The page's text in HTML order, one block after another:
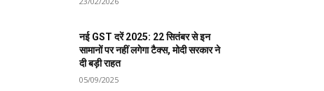
नई GST दरें 2025: 22 सितंबर से इन
सामानों पर नहीं लगेगा टैक्स, मोदी सरकार ने
दी बड़ी राहत
05/09/2025